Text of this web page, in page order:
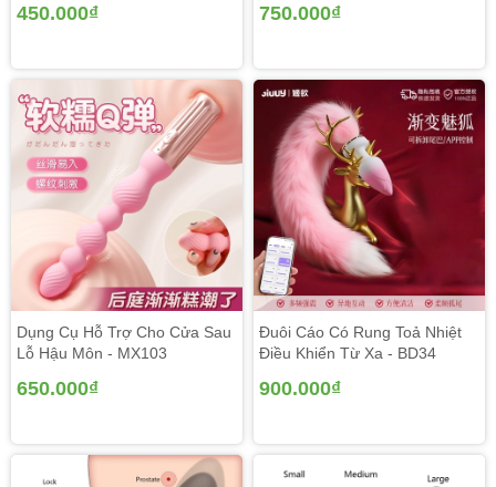
450.000₫ 750.000₫
Dụng Cụ Hỗ Trợ Cho Cửa Sau
Lỗ Hậu Môn - MX103
650.000₫
Đuôi Cáo Có Rung Toả Nhiệt
Điều Khiển Từ Xa - BD34
900.000₫